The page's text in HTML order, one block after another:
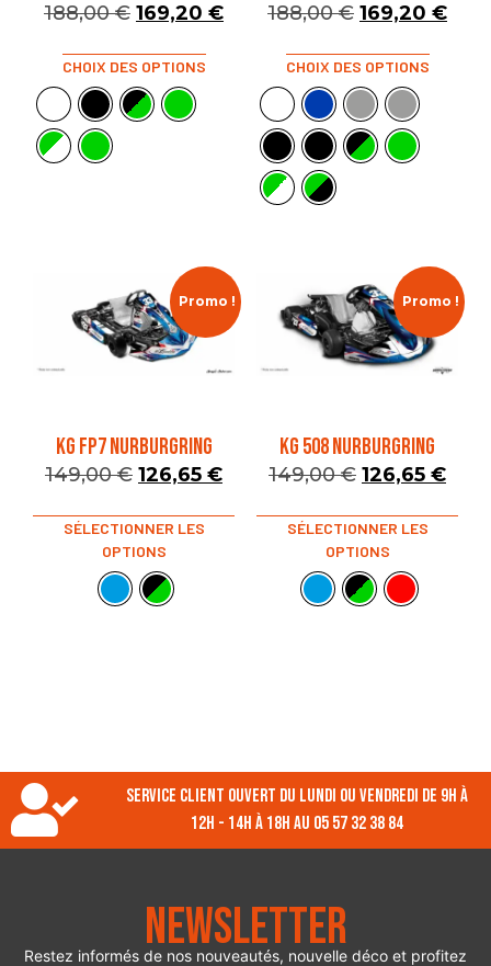
188,00€ 169,20 €
CHOIX DES OPTIONS
188,00€ 169,20 €
CHOIX DES OPTIONS
Promo !
KG FP7 NURBURGRING
149,00€ 126,65 €
SÉLECTIONNER LES
OPTIONS
Promo !
KG 508 NURBURGRING
149,00€ 126,65 €
SÉLECTIONNER LES
OPTIONS
Service client ouvert du lundi ou vendredi de 9h à
12h - 14h à 18h au 05 57 32 38 84
Newsletter
Restez informés de nos nouveautés, nouvelle déco et profitez